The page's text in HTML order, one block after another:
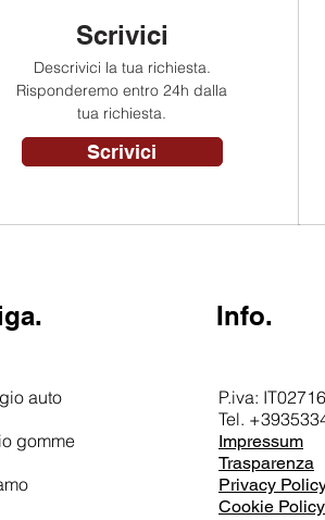
Scrivici
Descrivici la tua richiesta.
Risponderemo entro 24h dalla
tua richiesta.
Scrivici
Info.
auto
gomme
P.iva:
Tel.
Impressum
Trasparenza
Privacy
Cookie Policy